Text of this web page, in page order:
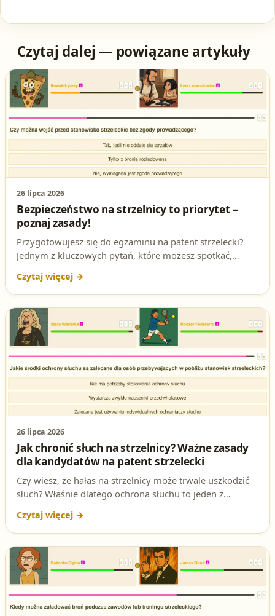
Czytaj dalej — powiązane artykuły
26 lipca 2026
Bezpieczeństwo na strzelnicy to priorytet –
poznaj zasady!
Przygotowujesz się do egzaminu na patent strzelecki?
Jednym z kluczowych pytań, które możesz spotkać,
można wejść przed stanowisko strzeleckie bez zgody
prowadzącego? Sprawdź odpowiedź i dowiedz się,
dlaczego to takie ważne!
26 lipca 2026
Jak chronić słuch na strzelnicy? Ważne zasady
dla kandydatów na patent strzelecki
Czy wiesz, że hałas na strzelnicy może trwale uszkodzić
słuch? Właśnie dlatego ochrona słuchu to jeden z
strzelania. W tym artykule dowiesz się, jakie środki
ochrony są zalecane dla osób przebywających w pobliżu
stanowisk strzeleckich – to wiedza niezbędna dla
każdego, kto przygotowuje się do egzaminu na patent
strzelecki!